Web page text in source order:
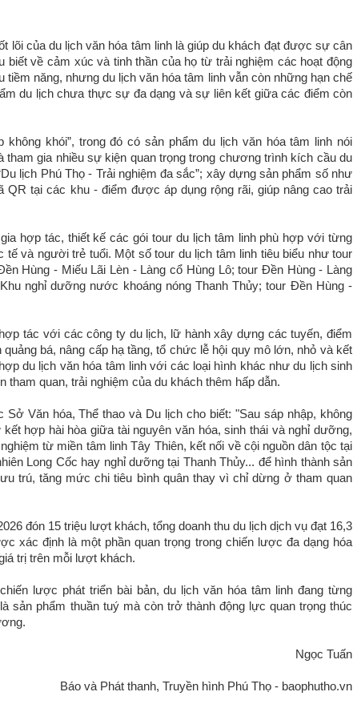
lõi của du lịch văn hóa tâm linh là giúp du khách đạt được sự cân
biết về cảm xúc và tinh thần của họ từ trải nghiệm các hoạt động
năng, nhưng du lịch văn hóa tâm linh vẫn còn những hạn chế
du lịch chưa thực sự đa dạng và sự liên kết giữa các điểm còn
không khói”, trong đó có sản phẩm du lịch văn hóa tâm linh nói
tham gia nhiều sự kiện quan trọng trong chương trình kích cầu du
lịch Phú Thọ - Trải nghiệm đa sắc”; xây dựng sản phẩm số như
QR tại các khu - điểm được áp dụng rộng rãi, giúp nâng cao trải
hợp tác, thiết kế các gói tour du lịch tâm linh phù hợp với từng
và người trẻ tuổi. Một số tour du lịch tâm linh tiêu biểu như tour
Hùng - Miếu Lãi Lèn - Làng cổ Hùng Lô; tour Đền Hùng - Làng
nghỉ dưỡng nước khoáng nóng Thanh Thủy; tour Đền Hùng -
tác với các công ty du lịch, lữ hành xây dựng các tuyến, điểm
bá, nâng cấp hạ tầng, tổ chức lễ hội quy mô lớn, nhỏ và kết
du lịch văn hóa tâm linh với các loại hình khác như du lịch sinh
tham quan, trải nghiệm của du khách thêm hấp dẫn.
Văn hóa, Thể thao và Du lịch cho biết: "Sau sáp nhập, không
hợp hài hòa giữa tài nguyên văn hóa, sinh thái và nghỉ dưỡng,
từ miền tâm linh Tây Thiên, kết nối về cội nguồn dân tộc tại
Long Cốc hay nghỉ dưỡng tại Thanh Thủy... để hình thành sản
trú, tăng mức chi tiêu bình quân thay vì chỉ dừng ở tham quan
đón 15 triệu lượt khách, tổng doanh thu du lịch dịch vụ đạt 16,3
xác định là một phần quan trọng trong chiến lược đa dạng hóa
trị trên mỗi lượt khách.
lược phát triển bài bản, du lịch văn hóa tâm linh đang từng
sản phẩm thuần tuý mà còn trở thành động lực quan trọng thúc
Ngọc Tuấn
Báo và Phát thanh, Truyền hình Phú Thọ - baophutho.vn